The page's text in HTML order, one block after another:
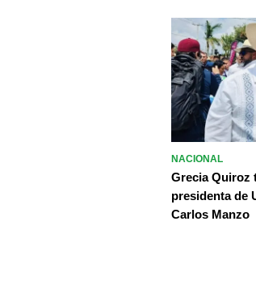
NACIONAL
Grecia Quiroz
presidenta de
Carlos Manzo